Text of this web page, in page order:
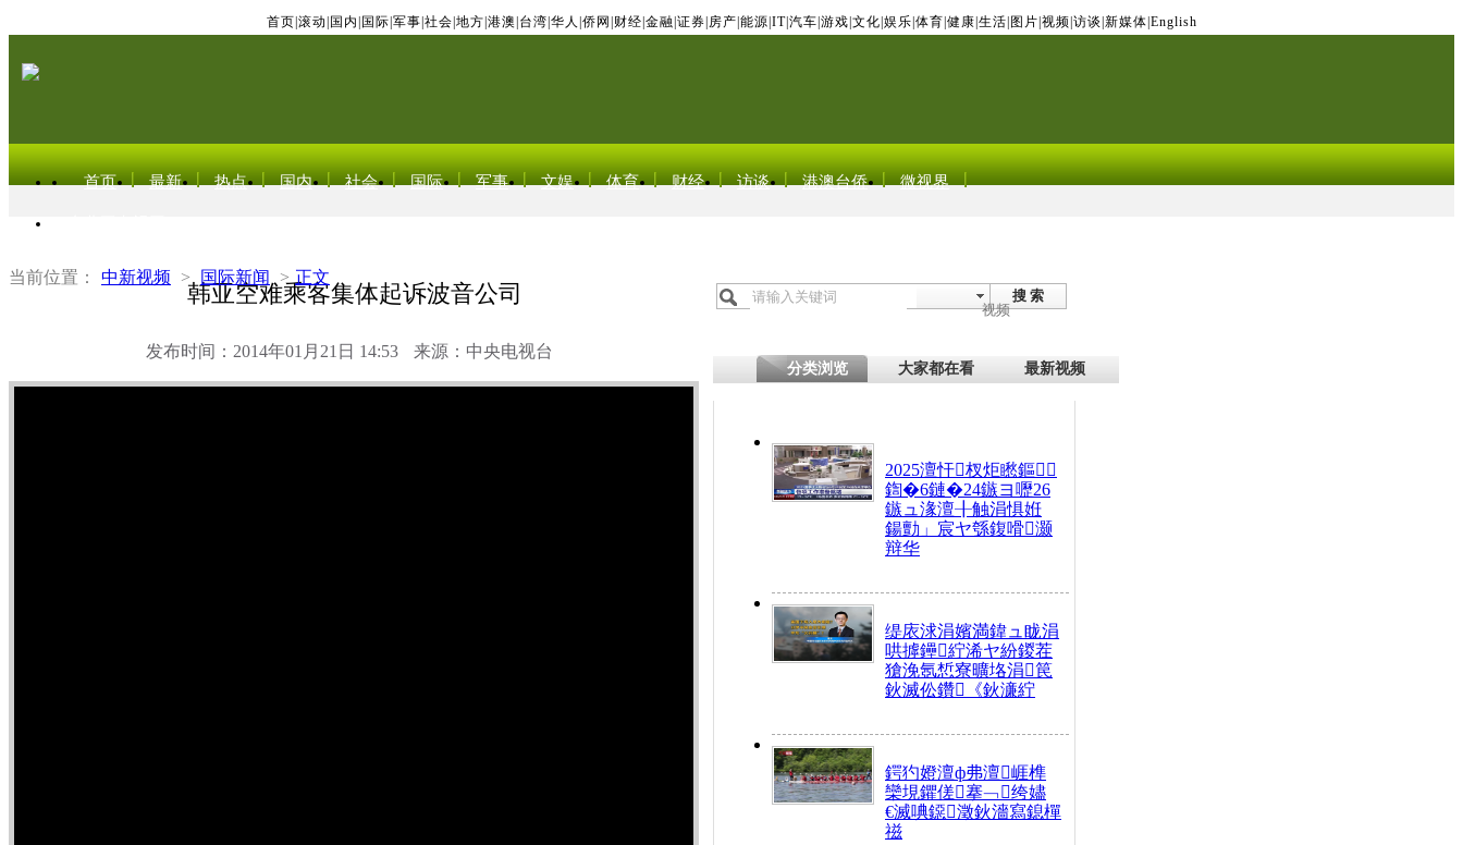
首页 滚动 国内 国际 军事 社会 地方 港澳 台湾 华人 侨网 财经 金融 证券 房产 能源 IT| 汽车 游戏 文化 娱乐 体育 健康 生活 图片 视频 访谈 新媒体 English
首页 最新 热点 国内 社会 国际 军事 文娱 体育 财经 访谈 港澳台侨 微视界
当前位置： 中新视频 > 国际新闻 > 正文
韩亚空难乘客集体起诉波音公司
发布时间：2014年01月21日 14:53 来源：中央电视台
搜 索
视频
分类浏览 大家都在看 最新视频
2025澶忓杈炬矁鏂
鍧�6鏈�24鏃ヨ嚦26
鏃ュ湪澶╂触涓惧姙
鍚勯」宸ヤ綔鍑嗗灏
辩华
缇庡浗涓嬪満鍏ュ眬涓
哄摢鑸紵浠ヤ紛鍐茬
獊浼氬惁寮曠垎涓笢
鈥滅伀鑽《鈥濓紵
鍔犳嬁澶ф弗澶崕榫
欒垷鑺傞搴﹁绔嬧
€滅唺鐚澂鈥濇寫鎴樿
禌